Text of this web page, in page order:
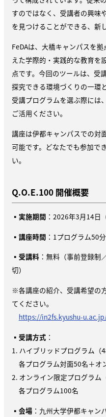
すのではなく、受講者の興味
を見つけることができる、新
FeDAは、大橋キャンパスを
えた学際的・実践的な教育を
点です。今回のツールは、受
探究できる環境づくりの一環
受講プログラムを選ぶ際には
ご活用ください。
講座は伊都キャンパスでの対
可能です。どなたでも参加で
い。
Q.O.E.100 開催概要
▪ 実施期間 ：2026年3月14日
▪ 講座時間 ：1プログラム50分
▪ 受講料 ：無料（事前登録制
切）
※各講座の紹介、受講希望の
てください。
https://in2fs.kyushu-
▪ 受講方式 ：
1. ハイブリッドプログラム（
各プログラム対面50名＋オ
2. オンライン限定プログラム
各プログラム100名
▪ 会場 ：九州大学伊都キャン